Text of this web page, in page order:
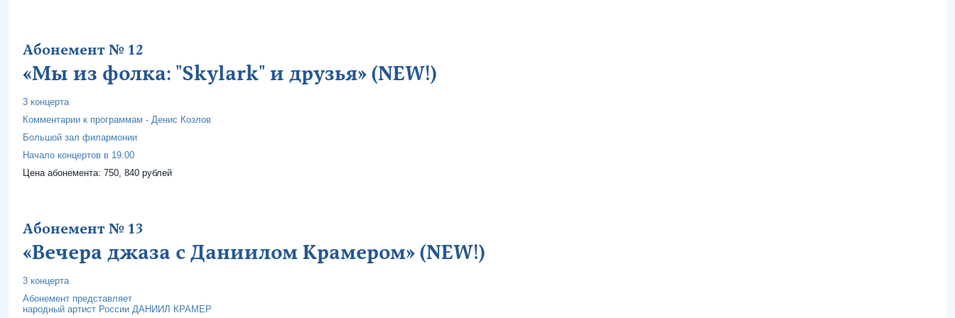
Абонемент № 12
«Мы из фолка: "Skylark" и друзья» (NEW!)
3 концерта
Комментарии к программам - Денис Козлов
Большой зал филармонии
Начало концертов в 19.00
Цена абонемента: 750, 840 рублей
Абонемент № 13
«Вечера джаза с Даниилом Крамером» (NEW!)
3 концерта
Абонемент представляет
народный артист России ДАНИИЛ КРАМЕР